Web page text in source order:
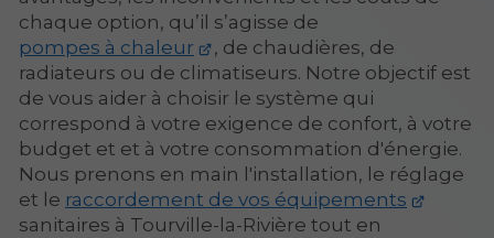
chaque option, qu’il s’agisse de
pompes à chaleur
, de chaudières, de
radiateurs ou de climatiseurs. Notre objectif est
de vous aider à choisir le système qui
correspond à votre exigence de confort, à votre
budget et et à votre consommation d'énergie.
Nous prenons en main l'installation, le réglage
et le raccordement de vos équipements
sanitaires à Tourville-la-Rivière tout en